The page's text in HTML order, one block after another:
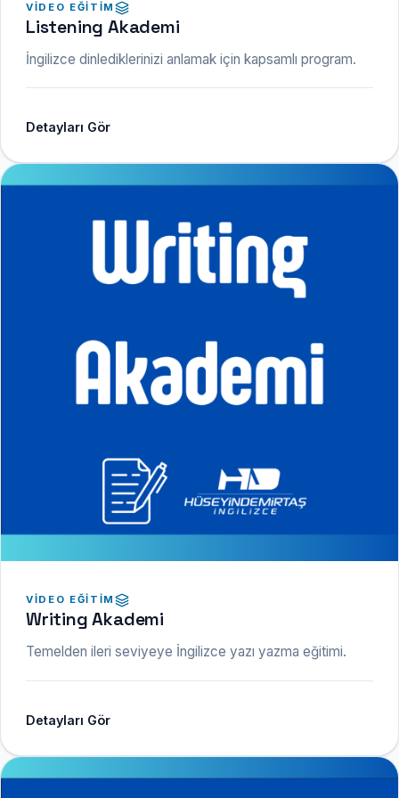
VIDEO EĞITIM
Listening Akademi
İngilizce dinlediklerinizi anlamak için kapsamlı program.
Detayları Gör
VIDEO EĞITIM
Writing Akademi
Temelden ileri seviyeye İngilizce yazı yazma eğitimi.
Detayları Gör